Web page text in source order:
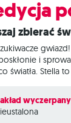
położyć na
albo obstawić,
zbierać
i
światła. Stella
inni, aby
wyczerpany